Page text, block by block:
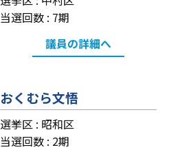
当選回数 : 7期
議員の詳細へ
おくむら文悟
選挙区 : 昭和区
当選回数 : 2期